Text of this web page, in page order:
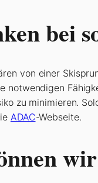
bei
von einer
notwendigen
zu minimieren.
ADAC-Webseite.